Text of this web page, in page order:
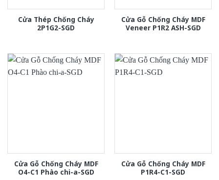
Cửa Thép Chống Cháy
2P1G2-SGD
Cửa Gỗ Chống Cháy MDF
Veneer P1R2 ASH-SGD
Cửa Gỗ Chống Cháy MDF
O4-C1 Phào chi-a-SGD
Cửa Gỗ Chống Cháy MDF
P1R4-C1-SGD